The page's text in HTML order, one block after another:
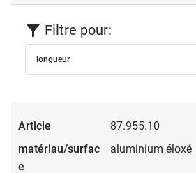
Filtre pour:
longueur
87.955.10
aluminium éloxé